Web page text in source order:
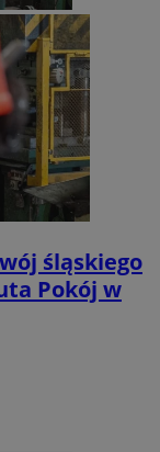
śląskiego
Pokój w